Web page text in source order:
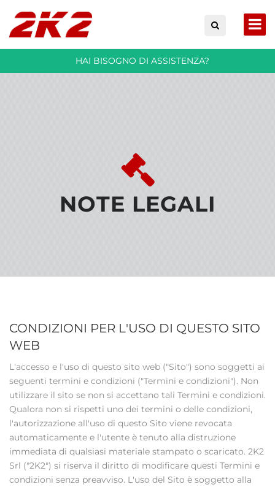
HAI BISOGNO DI ASSISTENZA?
NOTE LEGALI
CONDIZIONI PER L'USO DI QUESTO SITO
WEB
L'accesso e l'uso di questo sito web ("Sito") sono soggetti ai
seguenti termini e condizioni ("Termini e condizioni"). Non
utilizzare il sito se non si accettano tali Termini e condizioni.
Qualora non si rispetti uno dei termini o delle condizioni,
l'autorizzazione all'uso di questo Sito viene revocata
automaticamente e l'utente è tenuto alla distruzione
immediata di qualsiasi materiale stampato o scaricato. 2K2
Srl ("2K2") si riserva il diritto di modificare questi Termini e
condizioni senza preavviso. L'uso del Sito è soggetto alla